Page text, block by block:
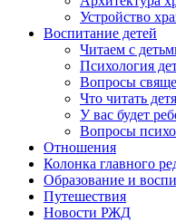
Устройство
Воспитание детей
Читаем с
Психология
Вопросы
Что читать
У вас будет
Вопросы
Отношения
Колонка главного
Образование и
Путешествия
Новости РЖД